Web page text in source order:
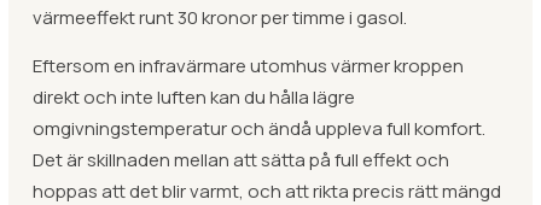
värmeeffekt runt 30 kronor per timme i gasol.
Eftersom en infravärmare utomhus värmer kroppen
direkt och inte luften kan du hålla lägre
omgivningstemperatur och ändå uppleva full komfort.
Det är skillnaden mellan att sätta på full effekt och
hoppas att det blir varmt, och att rikta precis rätt mängd